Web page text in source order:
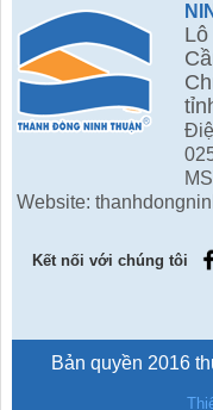
Website:
Kết nối với chúng tôi
Bản quyền 2016